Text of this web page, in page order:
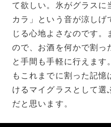
て欲しい。氷がグラスに
カラ」という音が涼し
じる心地よさなのです
ので、お酒を何かで割っ
と手間も手軽に行えます
もこれまでに割った記
けるマイグラスとして選
だと思います。